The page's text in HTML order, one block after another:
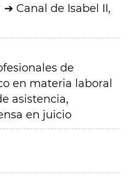
Canal de Isabel II,
de
en materia laboral
asistencia,
en juicio